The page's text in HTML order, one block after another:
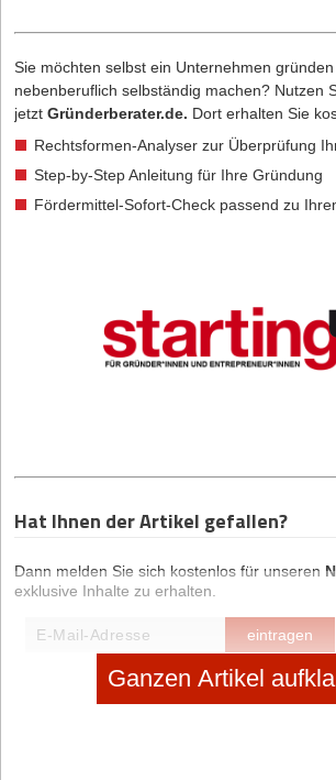
Sie möchten selbst ein Unternehmen
nebenberuflich selbständig machen? Nutzen
jetzt Gründerberater.de. Dort erhalten Sie
Rechtsformen-Analyser zur Überprüfung
Step-by-Step Anleitung für Ihre Gründung
Fördermittel-Sofort-Check passend zu
Hat Ihnen der Artikel gefallen?
Dann melden Sie sich kostenlos für unseren
exklusive Inhalte zu erhalten.
eintragen
Ganzen Artikel